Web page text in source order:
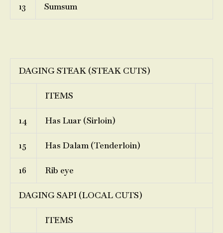
13 Sumsum
DAGING STEAK (STEAK CUTS)
ITEMS
14 Has Luar (Sirloin)
15 Has Dalam (Tenderloin)
16 Rib eye
DAGING SAPI (LOCAL CUTS)
ITEMS